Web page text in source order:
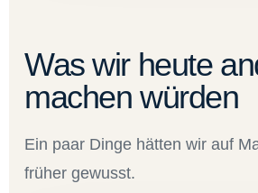
Was wir heute
machen würden
Ein paar Dinge hätten wir auf
früher gewusst.